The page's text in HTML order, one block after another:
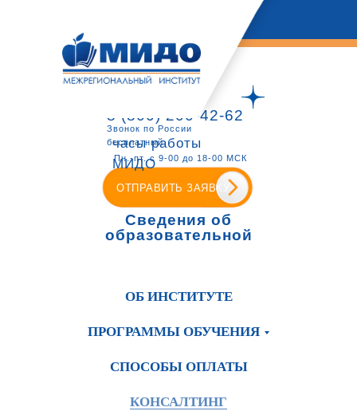
8 (800) 200-42-62
Звонок по России
бесплатный
ОТПРАВИТЬ ЗАЯВКУ
часы работы
МИДО
Пн.-пт. с 9-00 до 18-00 МСК
Сведения об
образовательной
ОБ ИНСТИТУТЕ
ПРОГРАММЫ ОБУЧЕНИЯ
СПОСОБЫ ОПЛАТЫ
КОНСАЛТИНГ